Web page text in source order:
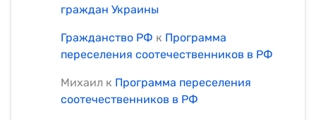
граждан Украины
Гражданство РФ к Программа
переселения соотечественников в РФ
Михаил к Программа переселения
соотечественников в РФ